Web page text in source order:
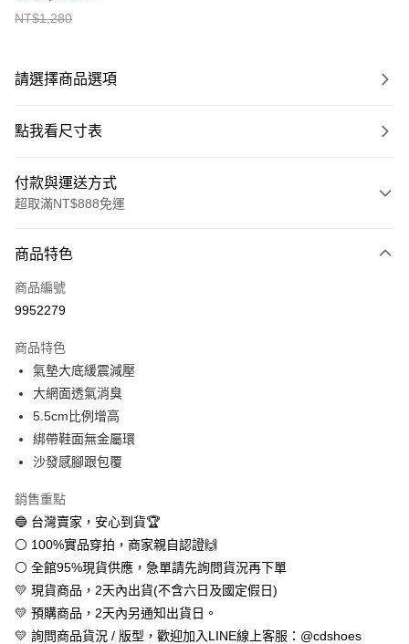
NT$1,280
請選擇商品選項
點我看尺寸表
付款與運送方式
超取滿NT$888免運
信用卡一次付款
超商取貨付款
Apple Pay
街口支付
悠遊付
全盈+PAY
AFTEE先享後付
相關說明
【關於「AFTEE先享後付」】
AFTEE先享後付是「在收到商品之後才付款」的支付方式。 讓您購物簡單
便利好安心！
１．簡單：不需註冊會員、不需綁卡、不需儲值。
２．便利：只要手機號碼，簡訊認證，即可結帳。
全家取貨付款
商品特色
商品編號
9952279
商品特色
氣墊大底緩震減壓
大網面透氣消臭
5.5cm比例增高
綁帶鞋面無金屬環
沙發感腳跟包覆
銷售重點
🔵 台灣賣家，安心到貨🏆
⚪ 100%實品穿拍，商家親自認證🙌
⚪ 全館95%現貨供應，急單請先詢問貨況再下單
💛 現貨商品，2天內出貨(不含六日及國定假日)
💛 預購商品，2天內另通知出貨日。
💛 詢問商品貨況 / 版型，歡迎加入LINE線上客服：@cdshoes